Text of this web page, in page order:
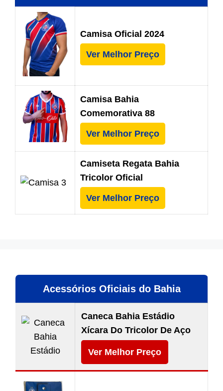
Camisa Oficial 2024
Ver Melhor Preço
Camisa Bahia
Comemorativa 88
Ver Melhor Preço
Camiseta Regata Bahia
Tricolor Oficial
Ver Melhor Preço
Acessórios Oficiais do Bahia
Caneca Bahia Estádio
Xícara Do Tricolor De Aço
Ver Melhor Preço